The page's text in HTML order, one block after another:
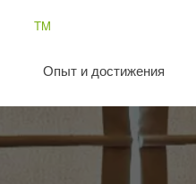
TM
Опыт и достижения